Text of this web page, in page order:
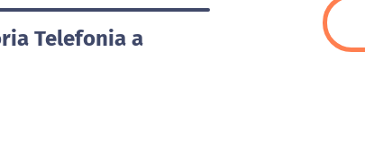
Telefonia a